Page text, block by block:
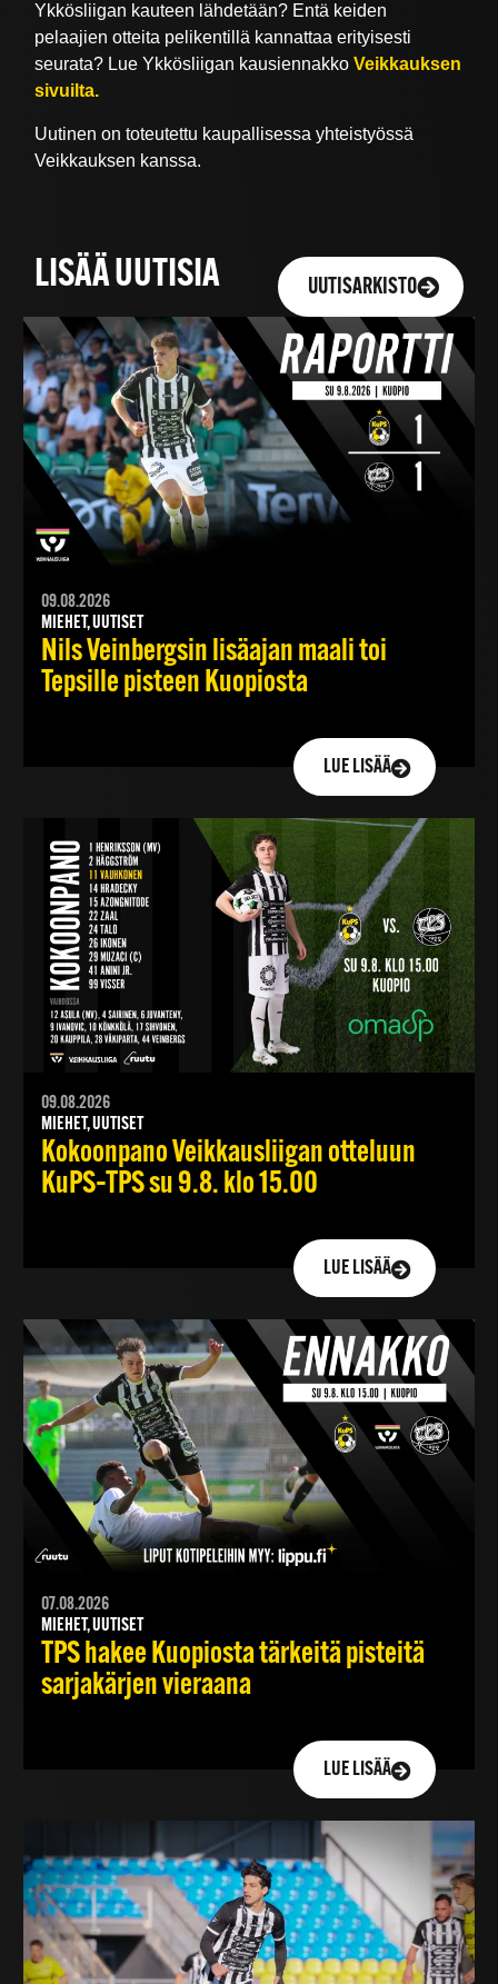
Ykkösliigan kauteen lähdetään? Entä keiden
pelaajien otteita pelikentillä kannattaa erityisesti
seurata? Lue Ykkösliigan kausiennakkoVeikkauksen
sivuilta.
Uutinen on toteutettu kaupallisessa yhteistyössä
Veikkauksen kanssa.
LISÄÄ UUTISIA UUTISARKISTO
09.08.2026
MIEHET, UUTISET
Nils Veinbergsin lisäajan maali toi
Tepsille pisteen Kuopiosta
LUE LISÄÄ
09.08.2026
MIEHET, UUTISET
Kokoonpano Veikkausliigan otteluun
KuPS–TPS su 9.8. klo 15.00
LUE LISÄÄ
07.08.2026
MIEHET, UUTISET
TPS hakee Kuopiosta tärkeitä pisteitä
sarjakärjen vieraana
LUE LISÄÄ